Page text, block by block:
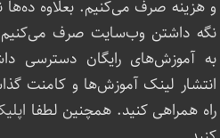
و هزینه صرف می‌کنیم. بعلاوه ده‌ها
نگه داشتن وب‌سایت صرف ‌می‌کنیم
به آموزش‌های رایگان دسترسی
انتشار لینک‌ آموزش‌ها و کامنت
راه همراهی کنید. همچنین لطفا